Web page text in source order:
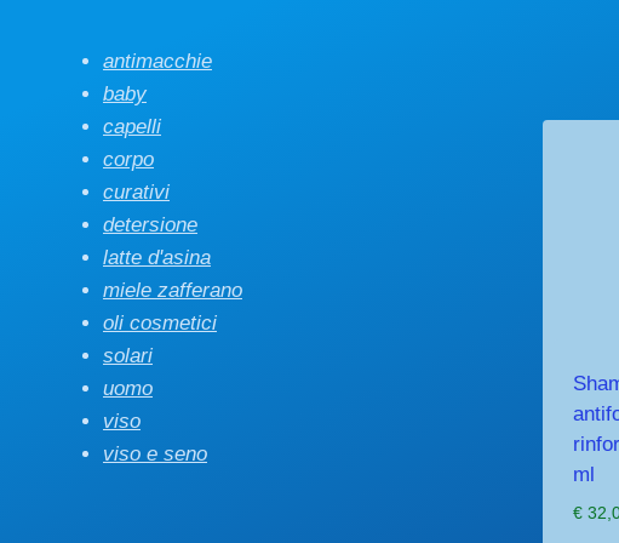
ml
€
antimacchie
baby
capelli
corpo
curativi
detersione
latte d'asina
miele zafferano
oli cosmetici
solari
uomo
viso
viso e seno